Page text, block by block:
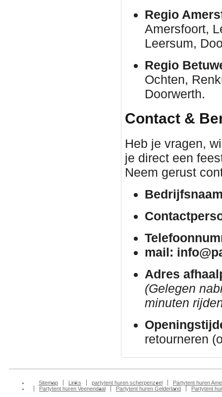
Regio
Amersfoort,
Leersum,
Regio
Ochten,
Doorwerth.
Contact &
Heb je vragen,
je direct een
Neem gerust
mail:
Adres
(Gelegen
minuten
retourneren
Sitemap Links partytent huren scherpenzeel
Partytent huren
Partytent huren Veenendaal
Partytent huren Gelderland Partytent